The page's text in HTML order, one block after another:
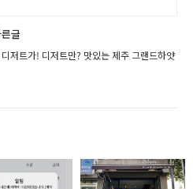
글
저트가! 디저트만? 맛있는 제주 그랜드하얏